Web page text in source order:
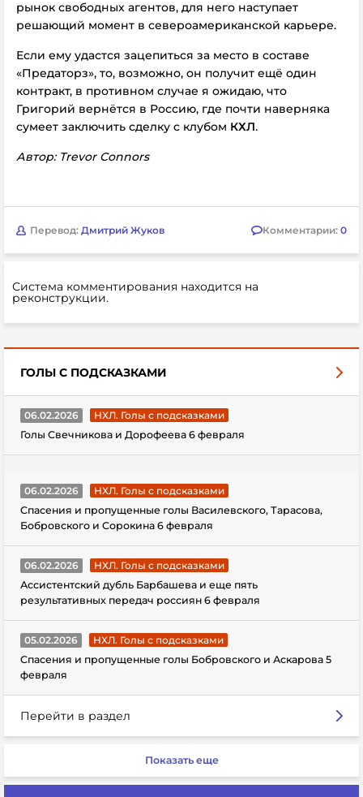
рынок свободных агентов, для него наступает
решающий момент в североамериканской карьере.
Если ему удастся зацепиться за место в составе
«Предаторз», то, возможно, он получит ещё один
контракт, в противном случае я ожидаю, что
Григорий вернётся в Россию, где почти наверняка
сумеет заключить сделку с клубом КХЛ.
Автор: Trevor Connors
Перевод: Дмитрий Жуков Комментарии: 0
Система комментирования находится на
реконструкции.
ГОЛЫ С ПОДСКАЗКАМИ
06.02.2026
НХЛ. Голы с подсказками
Голы Свечникова и Дорофеева 6 февраля
06.02.2026
НХЛ. Голы с подсказками
Спасения и пропущенные голы Василевского, Тарасова,
Бобровского и Сорокина 6 февраля
06.02.2026
НХЛ. Голы с подсказками
Ассистентский дубль Барбашева и еще пять
результативных передач россиян 6 февраля
05.02.2026
НХЛ. Голы с подсказками
Спасения и пропущенные голы Бобровского и Аскарова 5
февраля
Перейти в раздел
Показать еще